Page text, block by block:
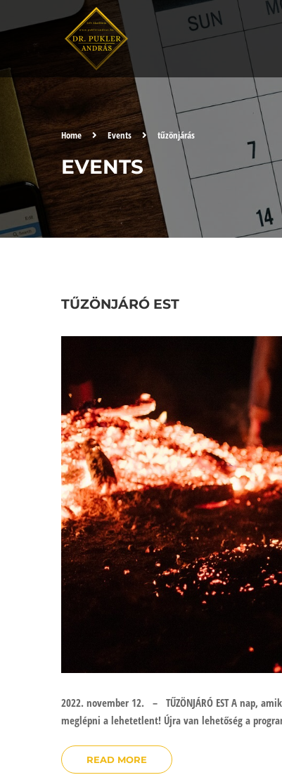
Home Events tűzönjárás
EVENTS
TŰZÖNJÁRÓ EST
2022. november 12. – TŰZÖNJÁRÓ EST A nap,
meglépni a lehetetlent! Újra van lehetőség a
READ MORE